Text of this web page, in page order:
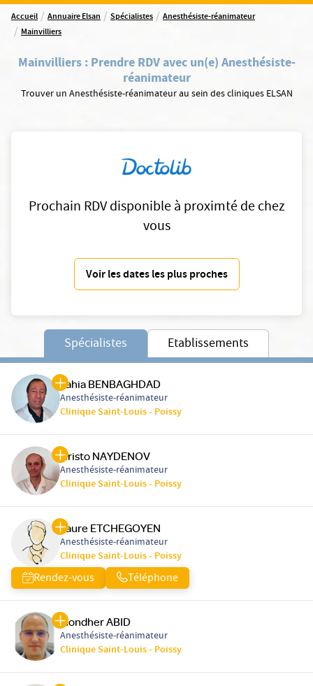
Accueil / Annuaire Elsan / Spécialistes / Anesthésiste-réanimateur
/ Mainvilliers
Mainvilliers: Prendre RDV avec un(e) Anesthésiste-
réanimateur
Trouver un Anesthésiste-réanimateur au sein des cliniques ELSAN
Prochain RDV disponible à proximté de chez
vous
Voir les dates les plus proches
Spécialistes Etablissements
Yahia BENBAGHDAD
Anesthésiste-réanimateur
Clinique Saint-Louis - Poissy
Hristo NAYDENOV
Anesthésiste-réanimateur
Clinique Saint-Louis - Poissy
Laure ETCHEGOYEN
Anesthésiste-réanimateur
Clinique Saint-Louis - Poissy
Rendez-vous Téléphone
Mondher ABID
Anesthésiste-réanimateur
Clinique Saint-Louis - Poissy